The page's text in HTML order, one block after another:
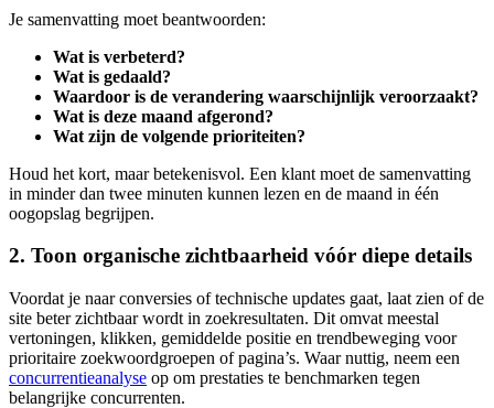
Je samenvatting moet beantwoorden:
Wat is verbeterd?
Wat is gedaald?
Waardoor is de verandering waarschijnlijk veroorzaakt?
Wat is deze maand afgerond?
Wat zijn de volgende prioriteiten?
Houd het kort, maar betekenisvol. Een klant moet de samenvatting
in minder dan twee minuten kunnen lezen en de maand in één
oogopslag begrijpen.
2. Toon organische zichtbaarheid vóór diepe details
Voordat je naar conversies of technische updates gaat, laat zien of de
site beter zichtbaar wordt in zoekresultaten. Dit omvat meestal
vertoningen, klikken, gemiddelde positie en trendbeweging voor
prioritaire zoekwoordgroepen of pagina’s. Waar nuttig, neem een
concurrentieanalyse op om prestaties te benchmarken tegen
belangrijke concurrenten.